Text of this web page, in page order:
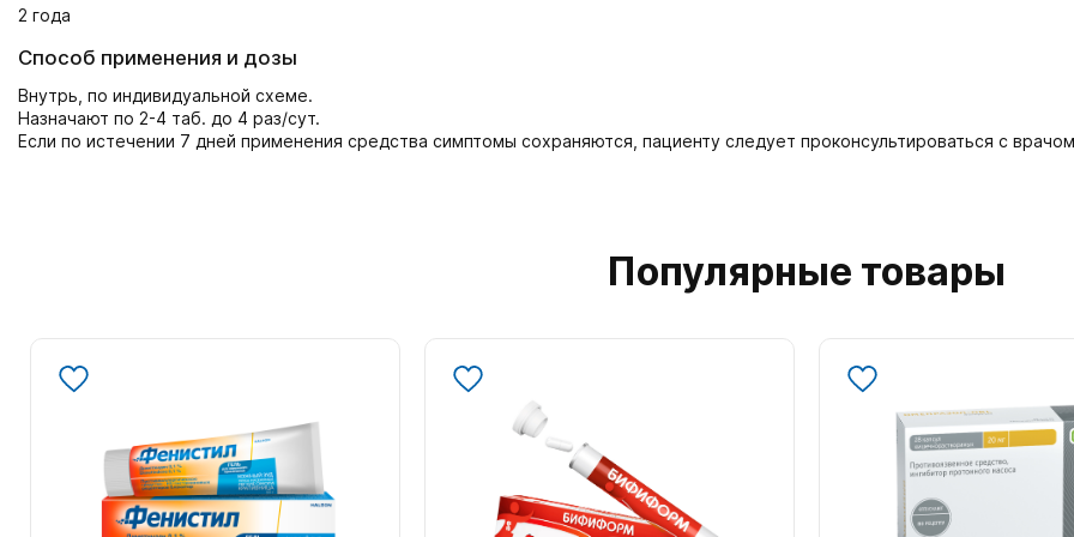
2 года
Способ применения и дозы
Внутрь, по индивидуальной схеме.
Назначают по 2-4 таб. до 4 раз/сут.
Если по истечении 7 дней применения средства симптомы сохраняются, пациенту следует проконсультироваться с
Популярные товары